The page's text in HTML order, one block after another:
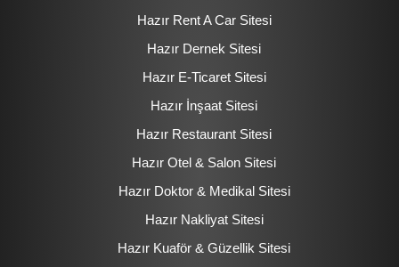
Hazır Rent A Car Sitesi
Hazır Dernek Sitesi
Hazır E-Ticaret Sitesi
Hazır İnşaat Sitesi
Hazır Restaurant Sitesi
Hazır Otel & Salon Sitesi
Hazır Doktor & Medikal Sitesi
Hazır Nakliyat Sitesi
Hazır Kuaför & Güzellik Sitesi